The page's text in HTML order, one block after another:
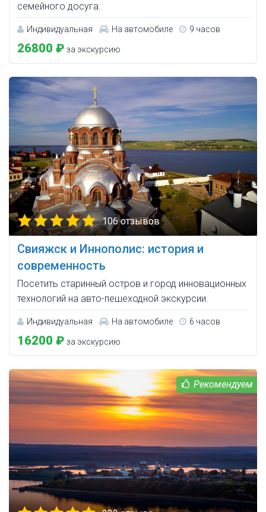
семейного досуга.
Индивидуальная На автомобиле 9 часов
26800 ₽ за экскурсию
106 отзывов
Свияжск и Иннополис: история и
современность
Посетить старинный остров и город инновационных
технологий на авто-пешеходной экскурсии.
Индивидуальная На автомобиле 6 часов
16200 ₽ за экскурсию